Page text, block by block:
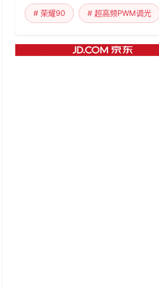
# 荣耀90 # 超高频PWM调光